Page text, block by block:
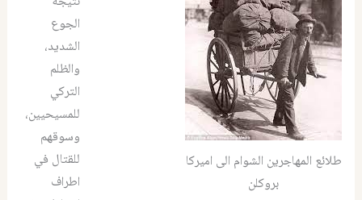
طلائع المهاجرين الشوام الى اميركا
بروكلن
الجوع
الشديد،
والظلم
التركي
للمسيحيين،
وسوقهم
للقتال في
اطراف